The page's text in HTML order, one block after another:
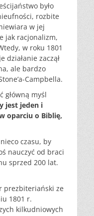
było
rozbite
w jej
jak racjonalizm,
w roku 1801
działanie zaczął
ale bardzo
Campbella.
główną myśl
jest jeden i
oparciu o Biblię,
czasu, by
nauczyć od braci
sprzed 200 lat.
prezbiteriański ze
1801 r.
kilkudniowych